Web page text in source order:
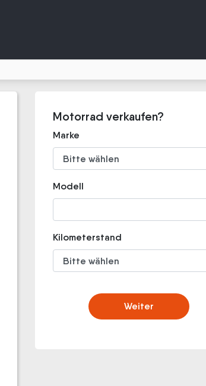
Motorrad verkaufen?
Marke
Modell
Kilometerstand
Weiter